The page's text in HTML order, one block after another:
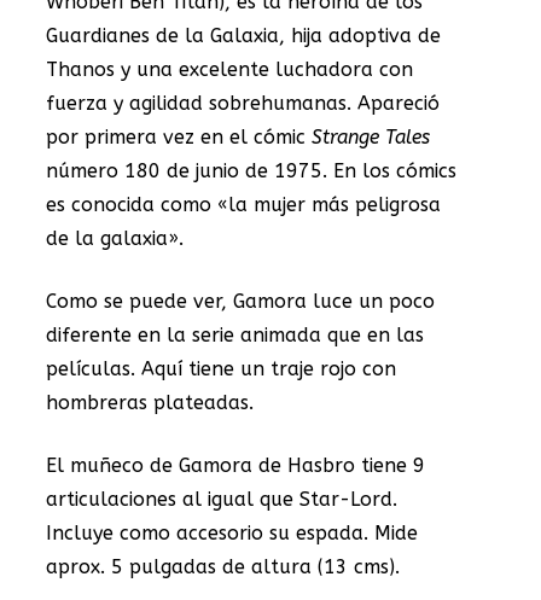
Guardianes de la Galaxia, hija adoptiva de
Thanos y una excelente luchadora con
fuerza y agilidad sobrehumanas. Apareció
por primera vez en el cómic Strange Tales
número 180 de junio de 1975. En los cómics
es conocida como «la mujer más peligrosa
de la galaxia».
Como se puede ver, Gamora luce un poco
diferente en la serie animada que en las
películas. Aquí tiene un traje rojo con
hombreras plateadas.
El muñeco de Gamora de Hasbro tiene 9
articulaciones al igual que Star-Lord.
Incluye como accesorio su espada. Mide
aprox. 5 pulgadas de altura (13 cms).